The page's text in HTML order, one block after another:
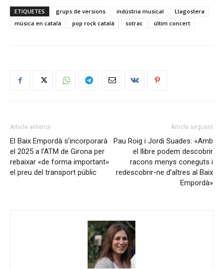
ETIQUETES grups de versions indústria musical
Llagostera
música en català
pop rock català sotrac últim concert
Article anterior
El Baix Empordà s’incorporarà
el 2025 a l’ATM de Girona per
rebaixar «de forma important»
el preu del transport públic
Article següent
Pau Roig i Jordi Suades: «Amb
el llibre podem descobrir
racons menys coneguts i
redescobrir-ne d’altres al Baix
Empordà»